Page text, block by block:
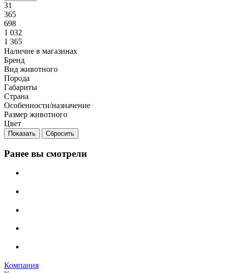
31
365
698
1 032
1 365
Наличие в магазинах
Бренд
Вид животного
Порода
Габариты
Страна
Особенности/назначение
Размер животного
Цвет
Сбросить
Ранее вы смотрели
Компания